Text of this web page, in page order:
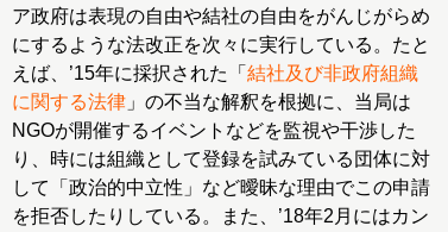
ア政府は表現の自由や結社の自由をがんじがらめ
にするような法改正を次々に実行している。たと
えば、’15年に採択された「 結社及び非政府組織
に関する法律 」の不当な解釈を根拠に、当局は
NGOが開催するイベントなどを監視や干渉した
り、時には組織として登録を試みている団体に対
して「政治的中立性」など曖昧な理由でこの申請
を拒否したりしている。また、’18年2月にはカン